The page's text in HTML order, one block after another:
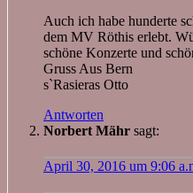
Auch ich habe hunderte
dem MV Röthis erlebt.
schöne Konzerte und
Gruss Aus Bern
s`Rasieras Otto
Antworten
Norbert Mähr sagt:
April 30, 2016 um 9:06